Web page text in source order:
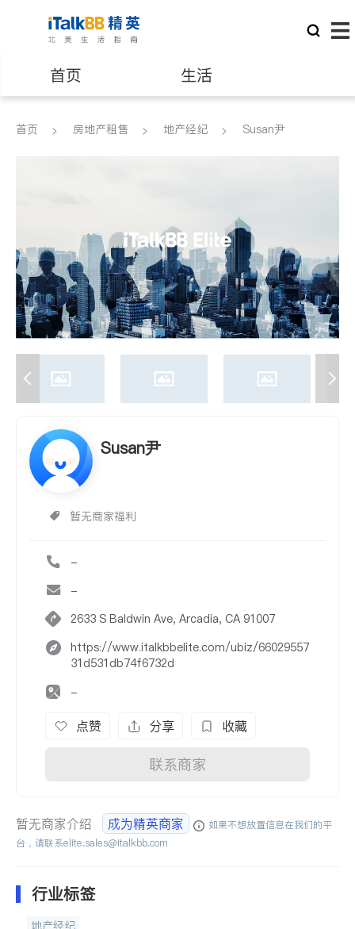
首页 生活
医生 律师
养老 非盈利组织
首页 房地产租售 地产经纪 Susan尹
Susan尹
暂无商家福利
-
-
2633 S Baldwin Ave, Arcadia, CA 91007
https://www.italkbbelite.com/ubiz/66029557
31d531db74f6732d
-
点赞 分享 收藏
联系商家
暂无商家介绍 成为精英商家
如果不想放置信息在我们的平
台，请联系elite.sales@italkbb.com
行业标签